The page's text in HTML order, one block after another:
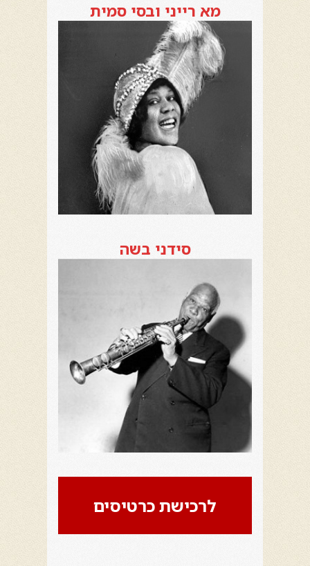
מא רייני ובסי סמית
סידני בשה
לרכישת כרטיסים